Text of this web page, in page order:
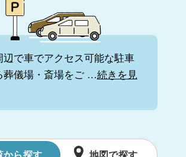
辺で車でアクセス可能な駐車
葬儀場・斎場をご …続きを見